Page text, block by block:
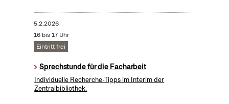
5.2.2026
16 bis 17 Uhr
Eintritt frei
Sprechstunde für die Facharbeit
Individuelle Recherche-Tipps im Interim der
Zentralbibliothek.